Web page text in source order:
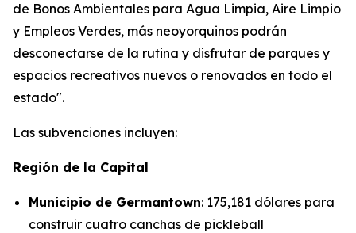
de Bonos Ambientales para Agua Limpia, Aire Limpio
y Empleos Verdes, más neoyorquinos podrán
desconectarse de la rutina y disfrutar de parques y
espacios recreativos nuevos o renovados en todo el
estado".
Las subvenciones incluyen:
Región de la Capital
Municipio de Germantown: 175,181 dólares para
construir cuatro canchas de pickleball